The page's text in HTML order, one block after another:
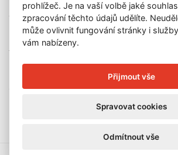
Lazarská 7
110 00 Praha 1
E-mail:
info@galerielazarska.cz
Telefon:
+420 603 284 668
OTEVÍRACÍ DOBA
10:00 – 12:00 | 13:00 – 18:00
prohlížeč. Je na vaší volbě jaké
zpracování těchto údajů udělíte.
může ovlivnit fungování stránky i
vám nabízeny.
Přijmout vše
Spravovat cookies
Odmítnout vše